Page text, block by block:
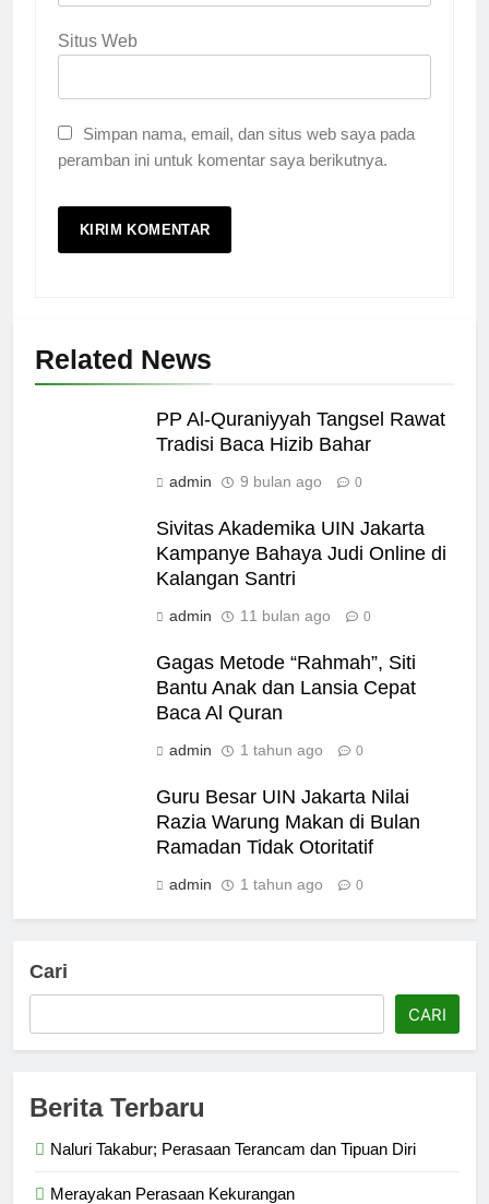
Situs Web
Simpan nama, email, dan situs web saya pada
peramban ini untuk komentar saya berikutnya.
Related News
PP Al-Quraniyyah Tangsel Rawat
Tradisi Baca Hizib Bahar
admin 9 bulan ago 0
Sivitas Akademika UIN Jakarta
Kampanye Bahaya Judi Online di
Kalangan Santri
admin 11 bulan ago 0
Gagas Metode “Rahmah”, Siti
Bantu Anak dan Lansia Cepat
Baca Al Quran
admin 1 tahun ago 0
Guru Besar UIN Jakarta Nilai
Razia Warung Makan di Bulan
Ramadan Tidak Otoritatif
admin 1 tahun ago 0
Cari
CARI
Berita Terbaru
Naluri Takabur; Perasaan Terancam dan Tipuan Diri
Merayakan Perasaan Kekurangan